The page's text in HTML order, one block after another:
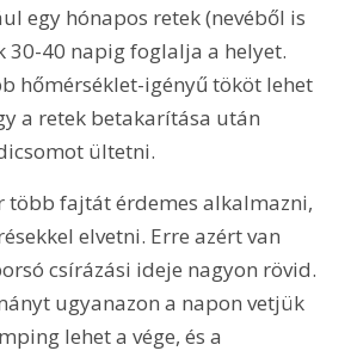
egy hónapos retek (nevéből is
30-40 napig foglalja a helyet.
hőmérséklet-igényű tököt lehet
a retek betakarítása után
ültetni.
több fajtát érdemes alkalmazni,
elvetni. Erre azért van
csírázási ideje nagyon rövid.
ugyanazon a napon vetjük
lehet a vége, és a